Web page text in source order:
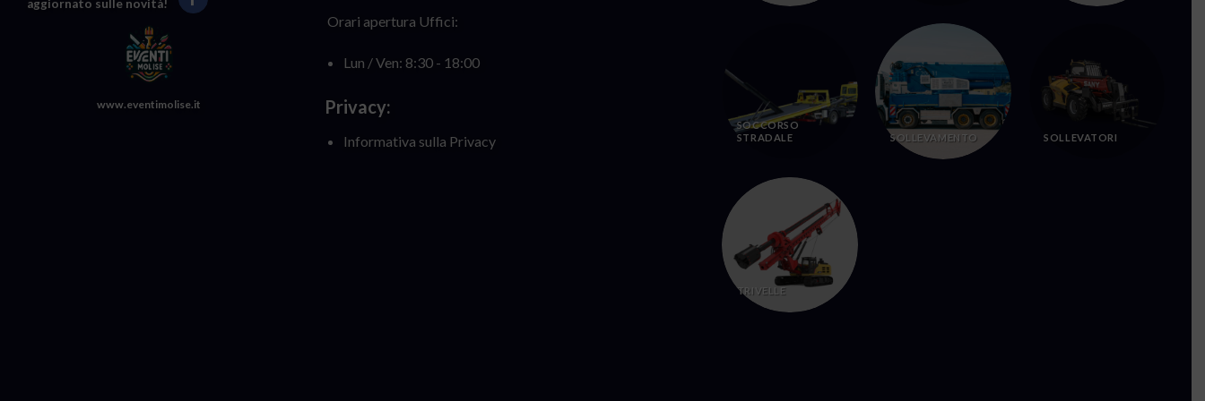
aggiornato sulle novità!
www.eventimolise.it
Orari apertura Uffici:
Lun / Ven: 8:30 - 18:00
Privacy:
Informativa sulla Privacy
SOCCORSO
STRADALE
SOLLEVAMENTO SOLLEVATORI
TRIVELLE